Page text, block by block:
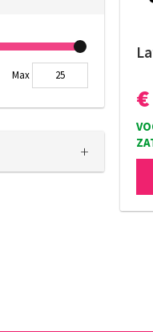
Max
+